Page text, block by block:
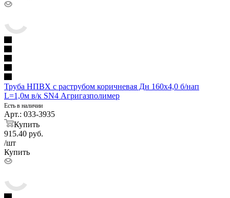
Труба НПВХ с раструбом коричневая Дн 160х4,0 б/нап
L=1,0м в/к SN4 Агригазполимер
Есть в наличии
Арт.: 033-3935
Купить
915.40 руб.
/шт
Купить